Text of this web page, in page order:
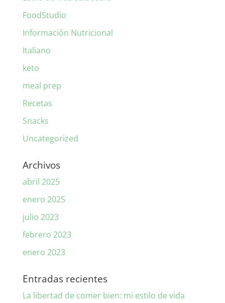
FoodStudio
Información Nutricional
Italiano
keto
meal prep
Recetas
Snacks
Uncategorized
Archivos
abril 2025
enero 2025
julio 2023
febrero 2023
enero 2023
Entradas recientes
La libertad de comer bien: mi estilo de vida